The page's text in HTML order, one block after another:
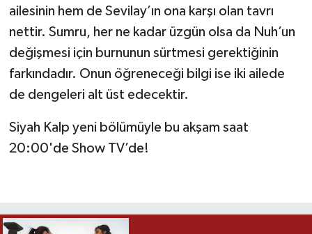
ailesinin hem de Sevilay’ın ona karşı olan tavrı
nettir. Sumru, her ne kadar üzgün olsa da Nuh’un
değişmesi için burnunun sürtmesi gerektiğinin
farkındadır. Onun öğreneceği bilgi ise iki ailede
de dengeleri alt üst edecektir.
Siyah Kalp yeni bölümüyle bu akşam saat
20:00'de Show TV’de!